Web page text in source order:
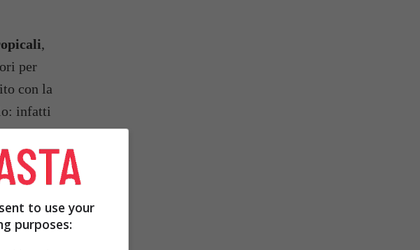
,
per
con la
infatti
un buffet,
leggero,
to use your
purposes: